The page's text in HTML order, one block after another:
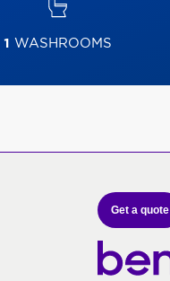
1 WASHROOMS
Get a quote